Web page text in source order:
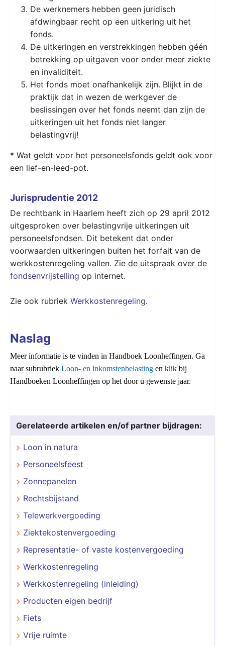
De werknemers hebben geen juridisch
afdwingbaar recht op een uitkering uit het
fonds.
De uitkeringen en verstrekkingen hebben géén
betrekking op uitgaven voor onder meer ziekte
en invaliditeit.
Het fonds moet onafhankelijk zijn. Blijkt in de
praktijk dat in wezen de werkgever de
beslissingen over het fonds neemt dan zijn de
uitkeringen uit het fonds niet langer
belastingvrij!
* Wat geldt voor het personeelsfonds geldt ook voor
een lief-en-leed-pot.
Jurisprudentie 2012
De rechtbank in Haarlem heeft zich op 29 april 2012
uitgesproken over belastingvrije uitkeringen uit
personeelsfondsen. Dit betekent dat onder
voorwaarden uitkeringen buiten het forfait van de
werkkostenregeling vallen. Zie de uitspraak over de
fondsenvrijstelling op internet.
Zie ook rubriek Werkkostenregeling.
Naslag
Meer informatie is te vinden in Handboek Loonheffingen. Ga
naar subrubriek Loon- en inkomstenbelasting en klik bij
Handboeken Loonheffingen op het door u gewenste jaar.
Gerelateerde artikelen en/of partner bijdragen:
Loon in natura
Personeelsfeest
Zonnepanelen
Rechtsbijstand
Telewerkvergoeding
Ziektekostenvergoeding
Representatie- of vaste kostenvergoeding
Werkkostenregeling
Werkkostenregeling (inleiding)
Producten eigen bedrijf
Fiets
Vrije ruimte